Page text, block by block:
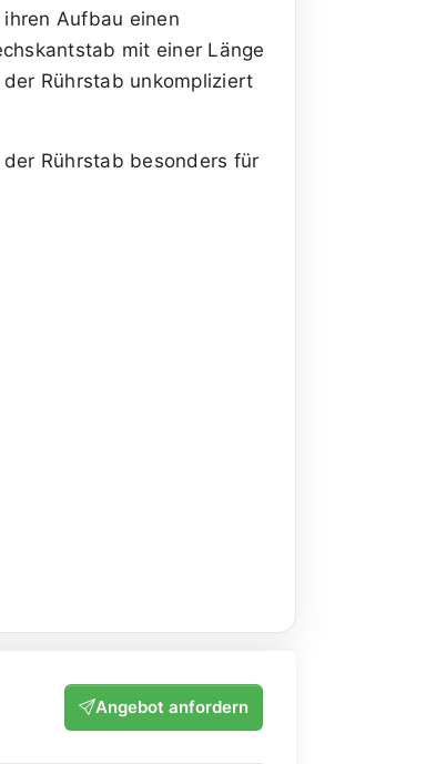
Aufbau einen
mit einer Länge
Rührstab unkompliziert
Rührstab besonders für
Angebot anfordern